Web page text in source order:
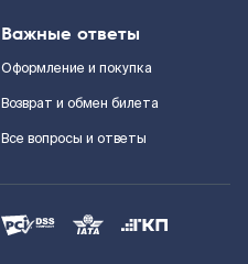
Важные ответы
Оформление и покупка
Возврат и обмен билета
Все вопросы и ответы